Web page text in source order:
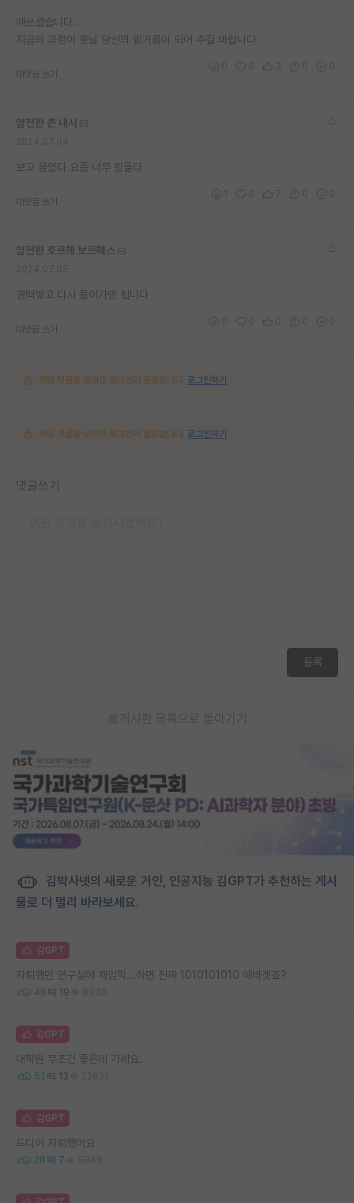
애쓰셨습니다..
지금의 과정이 훗날 당신의 밑거름이 되어 주길 바랍니다.
대댓글 쓰기
얌전한 존 내시
보고 울었다 요즘 너무 힘들다
대댓글 쓰기
얌전한 호르헤 보르헤스
경력쌓고 다시 들어가면 됩니다
대댓글 쓰기
해당 댓글을 보려면 로그인이 필요합니다. 로그인하기
해당 댓글을 보려면 로그인이 필요합니다. 로그인하기
댓글쓰기
등록
게시판 목록으로 돌아가기
김박사넷의 새로운 거인, 인공지능 김GPT가 추천하는 게시
물로 더 멀리 바라보세요.
김GPT
자퇴했던 연구실에 재입학...하면 진짜 1010101010 에바겟죠?
46 19 8938
김GPT
대학원 무조건 좋은데 가세요.
52 13 22821
김GPT
드디어 자퇴했어요
28 7 5948